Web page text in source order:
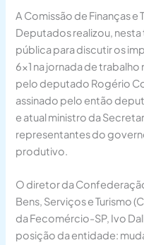
A Comissão de Finanças
Deputados realizou,
pública para discutir os
6×1 na jornada de
pelo deputado Rogério
assinado pelo então
e atual ministro da
representantes do
produtivo.
O diretor da
Bens, Serviços e Turismo
da Fecomércio-SP, Ivo
posição da entidade: